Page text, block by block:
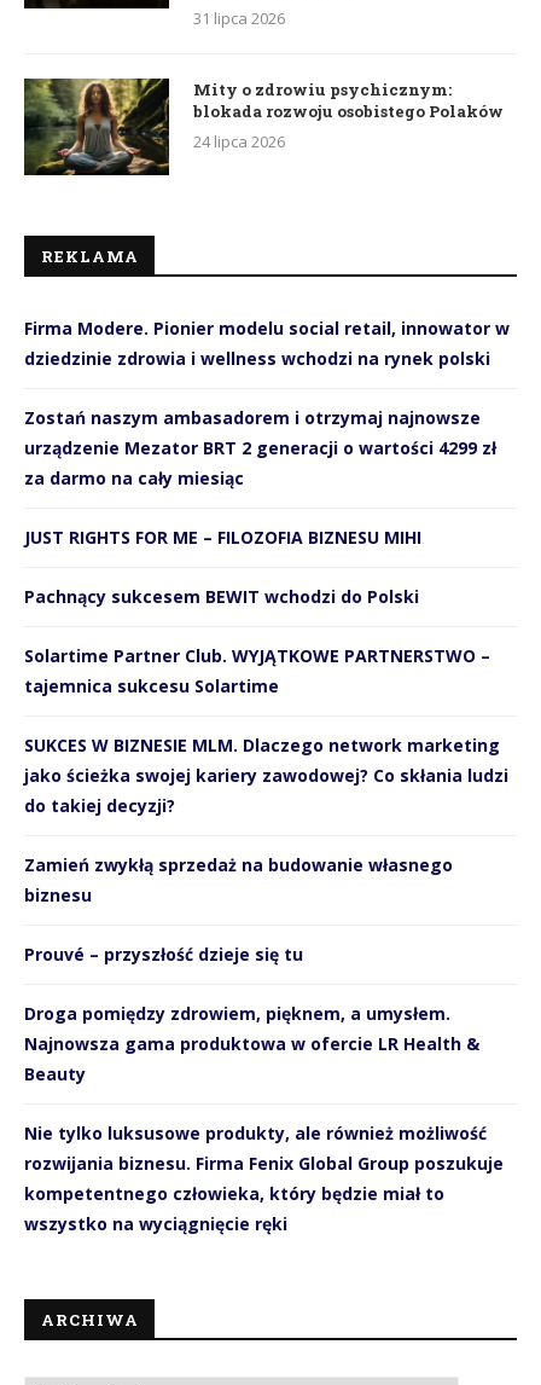
31 lipca 2026
Mity o zdrowiu psychicznym:
blokada rozwoju osobistego Polaków
24 lipca 2026
REKLAMA
Firma Modere. Pionier modelu social retail, innowator w
dziedzinie zdrowia i wellness wchodzi na rynek polski
Zostań naszym ambasadorem i otrzymaj najnowsze
urządzenie Mezator BRT 2 generacji o wartości 4299 zł
za darmo na cały miesiąc
JUST RIGHTS FOR ME – FILOZOFIA BIZNESU MIHI
Pachnący sukcesem BEWIT wchodzi do Polski
Solartime Partner Club. WYJĄTKOWE PARTNERSTWO –
tajemnica sukcesu Solartime
SUKCES W BIZNESIE MLM. Dlaczego network marketing
jako ścieżka swojej kariery zawodowej? Co skłania ludzi
do takiej decyzji?
Zamień zwykłą sprzedaż na budowanie własnego
biznesu
Prouvé – przyszłość dzieje się tu
Droga pomiędzy zdrowiem, pięknem, a umysłem.
Najnowsza gama produktowa w ofercie LR Health &
Beauty
Nie tylko luksusowe produkty, ale również możliwość
rozwijania biznesu. Firma Fenix Global Group poszukuje
kompetentnego człowieka, który będzie miał to
wszystko na wyciągnięcie ręki
ARCHIWA